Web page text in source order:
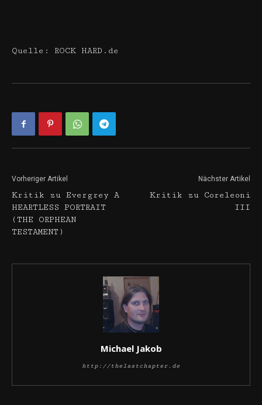
Quelle: ROCK HARD.de
Vorheriger Artikel
Kritik zu Evergrey A
HEARTLESS PORTRAIT
(THE ORPHEAN
TESTAMENT)
Nächster Artikel
Kritik zu Coreleoni
III
Michael Jakob
http://thelastchapter.de